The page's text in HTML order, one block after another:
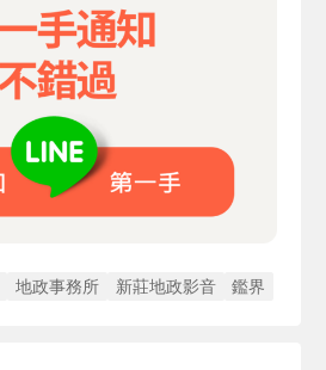
地政事務所 新莊地政影音 鑑界